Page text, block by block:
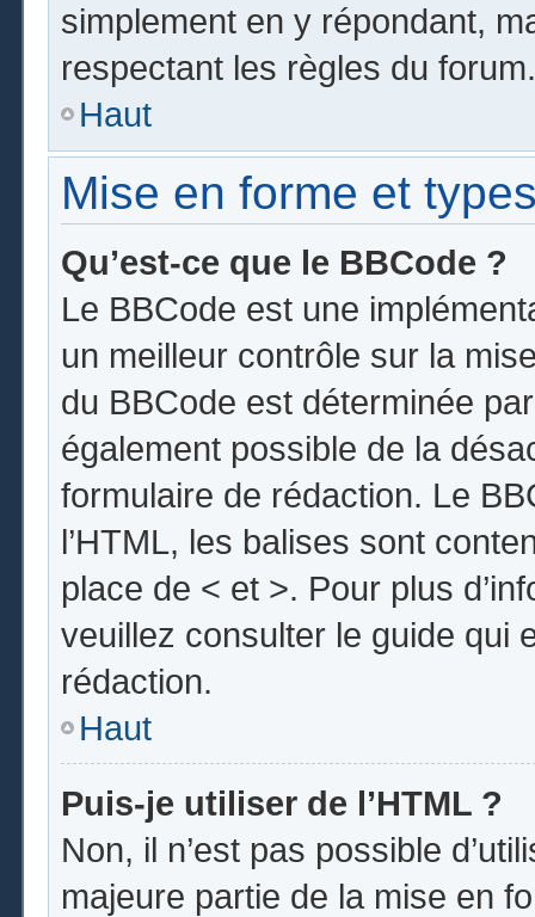
simplement en y répondant,
respectant les règles du forum.
Haut
Mise en forme et
Qu’est-ce que le BBCode ?
Le BBCode est une
un meilleur contrôle sur la
du BBCode est déterminée
également possible de la
formulaire de rédaction. Le
l’HTML, les balises sont
place de < et >. Pour plus
veuillez consulter le guide qui
rédaction.
Haut
Puis-je utiliser de l’HTML ?
Non, il n’est pas possible
majeure partie de la mise en